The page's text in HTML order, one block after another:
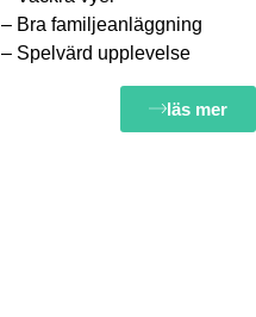
– Bra familjeanläggning
– Spelvärd upplevelse
läs mer